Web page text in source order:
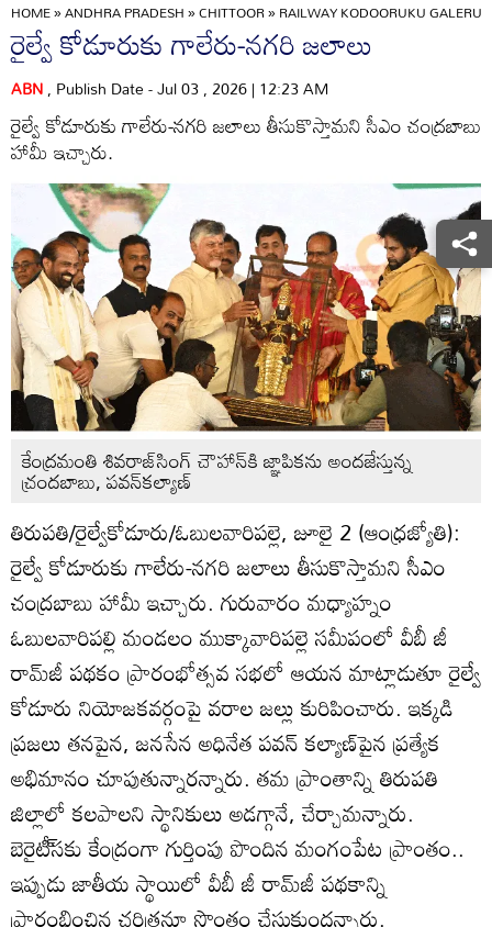
HOME»ANDHRA PRADESH»CHITTOOR»RAILWAY KODOORUKU GALERU-
రైల్వే కోడూరుకు గాలేరు-నగరి జలాలు
ABN, Publish Date - Jul 03 , 2026 | 12:23 AM
రైల్వే కోడూరుకు గాలేరు-నగరి జలాలు తీసుకొస్తామని సీఎం చంద్రబాబు
హామీ ఇచ్చారు.
కేంద్రమంతి శివరాజ్‌సింగ్‌ చౌహాన్‌కి జ్ఞాపికను అందజేస్తున్న
చ్రందబాబు, పవన్‌కల్యాణ్‌
తిరుపతి/రైల్వేకోడూరు/ఓబులవారిపల్లె, జూలై 2 (ఆంధ్రజ్యోతి):
రైల్వే కోడూరుకు గాలేరు-నగరి జలాలు తీసుకొస్తామని సీఎం
చంద్రబాబు హామీ ఇచ్చారు. గురువారం మధ్యాహ్నం
ఓబులవారిపల్లి మండలం ముక్కావారిపల్లె సమీపంలో వీబీ జీ
రామ్‌జీ పథకం ప్రారంభోత్సవ సభలో ఆయన మాట్లాడుతూ రైల్వే
కోడూరు నియోజకవర్గంపై వరాల జల్లు కురిపించారు. ఇక్కడి
ప్రజలు తనపైన, జనసేన అధినేత పవన్‌ కల్యాణ్‌పైన ప్రత్యేక
అభిమానం చూపుతున్నారన్నారు. తమ ప్రాంతాన్ని తిరుపతి
జిల్లాలో కలపాలని స్థానికులు అడగ్గానే, చేర్చామన్నారు.
బెరైటీ్‌సకు కేంద్రంగా గుర్తింపు పొందిన మంగంపేట ప్రాంతం..
ఇప్పుడు జాతీయ స్థాయిలో వీబీ జీ రామ్‌జీ పథకాన్ని